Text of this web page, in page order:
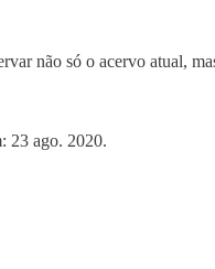
não só o acervo atual,
23 ago. 2020.